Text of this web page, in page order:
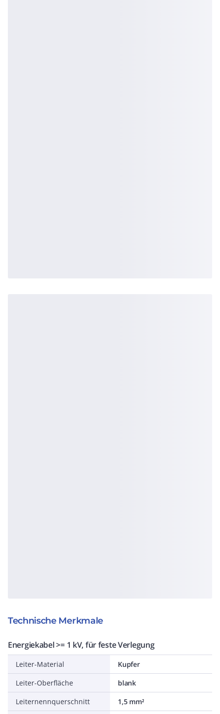
Technische Merkmale
Energiekabel >= 1 kV, für feste Verlegung
Leiter-Material
Kupfer
Leiter-Oberfläche
blank
Leiternennquerschnitt
1,5 mm²